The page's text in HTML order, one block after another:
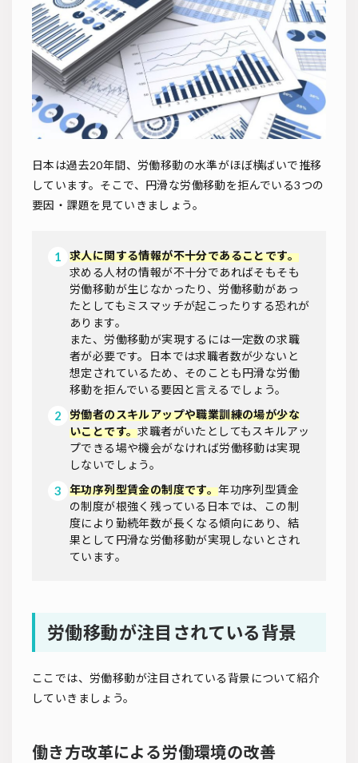
日本は過去20年間、労働移動の水準がほぼ横ばいで推移
しています。そこで、円滑な労働移動を拒んでいる3つの
要因・課題を見ていきましょう。
求人に関する情報が不十分であることです。
求める人材の情報が不十分であればそもそも
労働移動が生じなかったり、労働移動があっ
たとしてもミスマッチが起こったりする恐れが
あります。
また、労働移動が実現するには一定数の求職
者が必要です。日本では求職者数が少ないと
想定されているため、そのことも円滑な労働
移動を拒んでいる要因と言えるでしょう。
労働者のスキルアップや職業訓練の場が少な
いことです。求職者がいたとしてもスキルアッ
プできる場や機会がなければ労働移動は実現
しないでしょう。
年功序列型賃金の制度です。年功序列型賃金
の制度が根強く残っている日本では、この制
度により勤続年数が長くなる傾向にあり、結
果として円滑な労働移動が実現しないとされ
ています。
労働移動が注目されている背景
ここでは、労働移動が注目されている背景について紹介
していきましょう。
働き方改革による労働環境の改善